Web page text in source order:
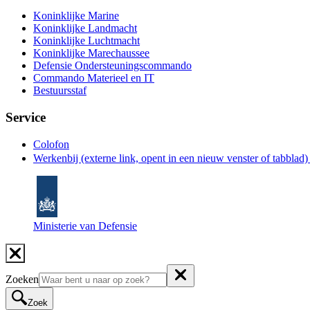
Koninklijke Marine
Koninklijke Landmacht
Koninklijke Luchtmacht
Koninklijke Marechaussee
Defensie Ondersteuningscommando
Commando Materieel en IT
Bestuursstaf
Service
Colofon
Werkenbij (externe link, opent in een nieuw venster of tabblad)
Ministerie van Defensie
Zoeken
Zoek